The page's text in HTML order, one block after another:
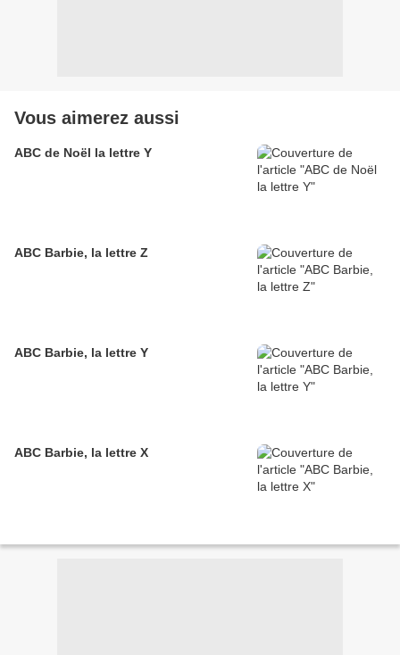
Vous aimerez aussi
ABC de Noël la lettre Y
ABC Barbie, la lettre Z
ABC Barbie, la lettre Y
ABC Barbie, la lettre X